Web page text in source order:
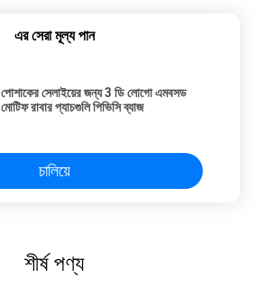
এর সেরা মূল্য পান
পোশাকের সেলাইয়ের জন্য 3 ডি লোগো এমবসড
মোটিফ রাবার প্যাচগুলি পিভিসি ব্যাজ
চালিয়ে
শীর্ষ পণ্য